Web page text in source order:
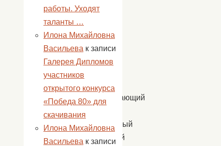
ведущие
нацеливающий
позитивный
здоровый
работы. Уходят
таланты …
Илона Михайловна
Васильева к записи
Галерея Дипломов
участников
открытого конкурса
«Победа 80» для
скачивания
Илона Михайловна
Васильева к записи